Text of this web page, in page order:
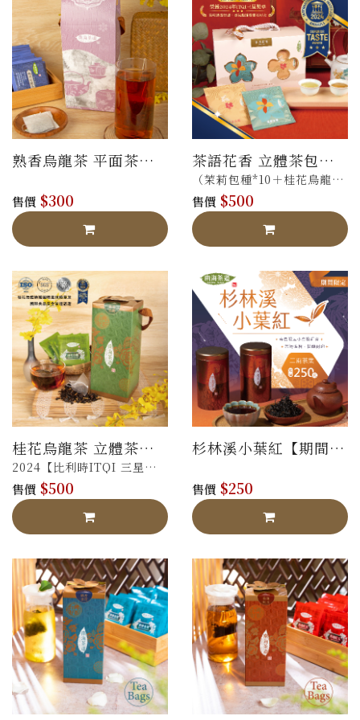
熟香烏龍茶 平面茶包
售價 $300
茶語花香 立體茶包禮
盒
（茉莉包種*10＋桂花烏龍
*10）
售價 $500
桂花烏龍茶 立體茶包
禮盒
2024【比利時ITQI 三星】
【法國AVPA 銀
牌】，
榮獲獲國際認證，風味值得
售價 $500
杉林溪小葉紅【期間限
售價 $250